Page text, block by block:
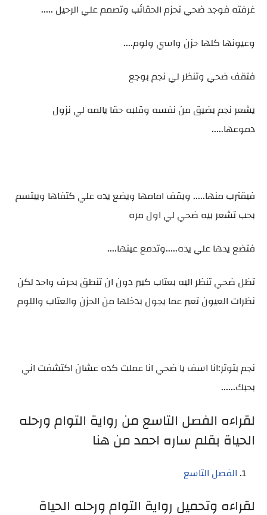
غرفته فوجد ضحي تحزم الحقائب وتصمم علي الرحيل .....
وعيونها كلها حزن واسي ولوم....
فتقف ضحي وتنظر لي نجم بوجع
يشعر نجم بضيق من نفسه وقلبه حقا يالمه لي نزول
دموعها.....
فيقترب منها..... ويقف امامها ويضع يده علي كتفاها ويبتسم
بحب تشعر بيه ضحي لي اول مره
فتضع يدها علي يده.....وتدمع عينها....
تظل ضحي تنظر اليه بعتاب كبير دون ان تنطق بحرف واحد لكن
نظرات العيون تعبر عما يجول بدخلها من الحزن والعتاب واللوم
نجم بتوتر:انا اسف يا ضحي انا عملت كده عشان اكتشفت اني
بحبك......
لقراءه الفصل التاسع من رواية التوام ورحله
الحياة بقلم ساره احمد من هنا
الفصل التاسع
لقراءه وتحميل رواية التوام ورحله الحياة